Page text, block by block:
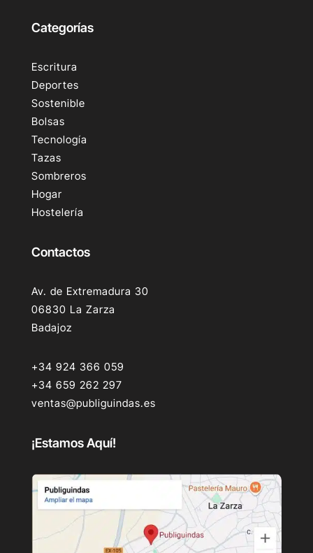
Categorías
Escritura
Deportes
Sostenible
Bolsas
Tecnología
Tazas
Sombreros
Hogar
Hostelería
Contactos
Av. de Extremadura 30
06830 La Zarza
Badajoz
+34 924 366 059
+34 659 262 297
ventas@publiguindas.es
¡Estamos Aquí!